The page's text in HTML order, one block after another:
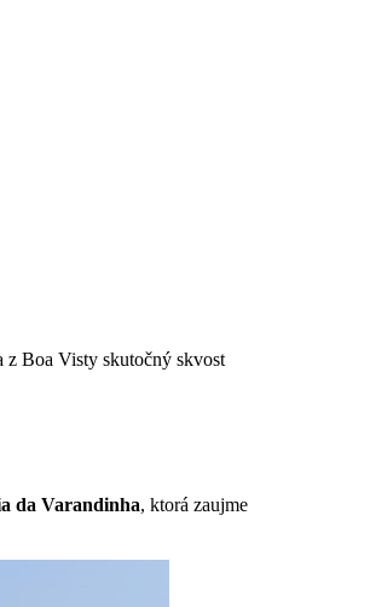
z Boa Visty skutočný skvost
da Varandinha, ktorá zaujme